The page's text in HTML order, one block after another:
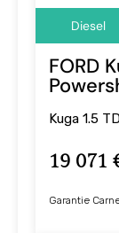
Diesel
FORD
Kuga 1.5
19 071
Garantie